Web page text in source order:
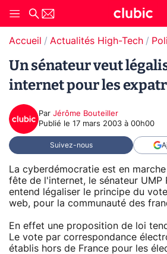
Accueil Actualités High-Tech
Un sénateur veut
internet pour les
Par Jérôme Bouteiller
Publié le 17 mars 2003 à 00h00
Suivez-nous
La cyberdémocratie est en
fête de l'internet, le sénateur UMP
entend légaliser le principe du
web, pour la communauté des
En effet une proposition de loi
Le vote par correspondance
établis hors de France pour les